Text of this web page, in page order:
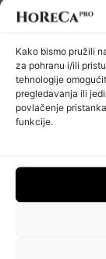
Kako bismo pružili
za pohranu i/ili
tehnologije
pregledavanja ili
povlačenje
funkcije.